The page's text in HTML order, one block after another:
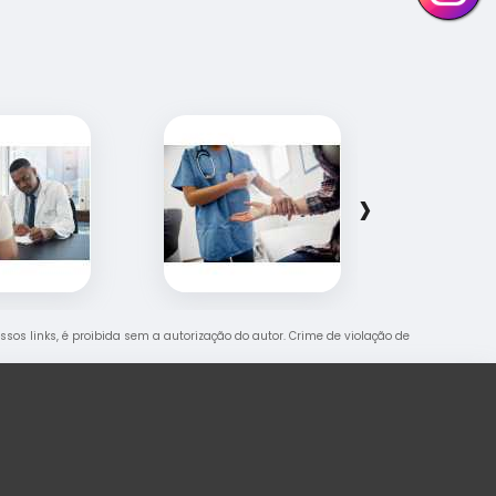
›
links, é proibida sem a autorização do autor. Crime de violação de